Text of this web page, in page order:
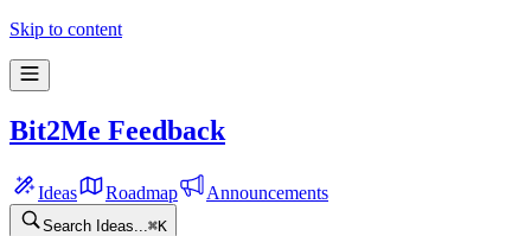
Skip to content
Bit2Me Feedback
Ideas Roadmap Announcements
Search Ideas... ⌘K